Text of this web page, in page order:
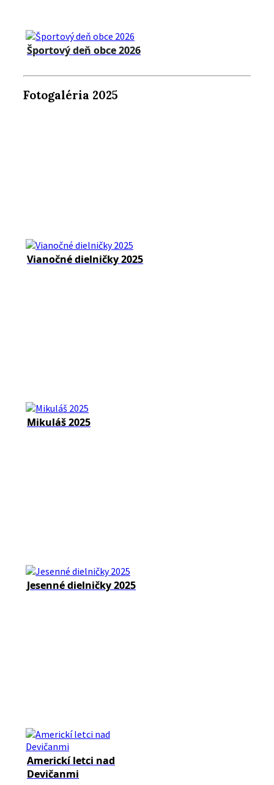
Športový deň obce 2026
Fotogaléria 2025
Vianočné dielničky 2025
Mikuláš 2025
Jesenné dielničky 2025
Americkí letci nad
Devičanmi